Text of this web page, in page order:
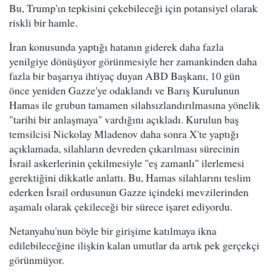
Bu, Trump'ın tepkisini çekebileceği için potansiyel olarak
riskli bir hamle.
İran konusunda yaptığı hatanın giderek daha fazla
yenilgiye dönüşüyor görünmesiyle her zamankinden daha
fazla bir başarıya ihtiyaç duyan ABD Başkanı, 10 gün
önce yeniden Gazze'ye odaklandı ve Barış Kurulunun
Hamas ile grubun tamamen silahsızlandırılmasına yönelik
"tarihi bir anlaşmaya" vardığını açıkladı. Kurulun baş
temsilcisi Nickolay Mladenov daha sonra X'te yaptığı
açıklamada, silahların devreden çıkarılması sürecinin
İsrail askerlerinin çekilmesiyle "eş zamanlı" ilerlemesi
gerektiğini dikkatle anlattı. Bu, Hamas silahlarını teslim
ederken İsrail ordusunun Gazze içindeki mevzilerinden
aşamalı olarak çekileceği bir sürece işaret ediyordu.
Netanyahu'nun böyle bir girişime katılmaya ikna
edilebileceğine ilişkin kalan umutlar da artık pek gerçekçi
görünmüyor.